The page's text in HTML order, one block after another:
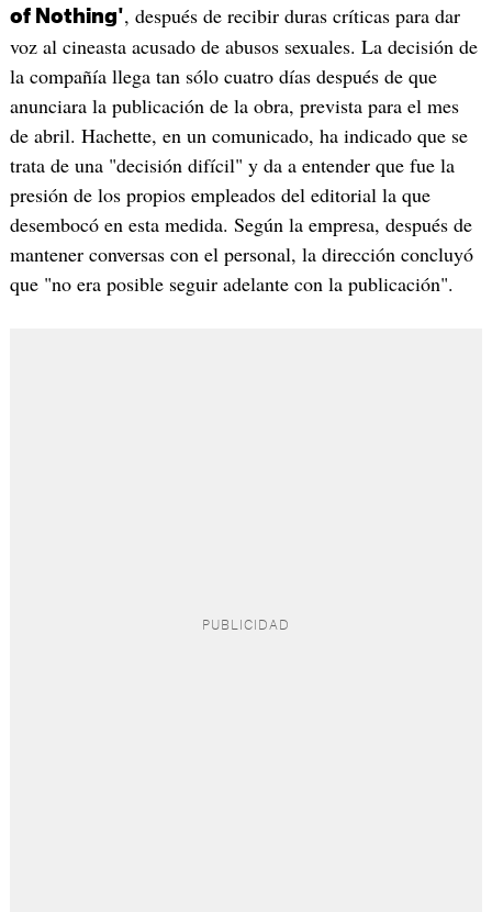
of Nothing', después de recibir duras críticas para dar
voz al cineasta acusado de abusos sexuales. La decisión de
la compañía llega tan sólo cuatro días después de que
anunciara la publicación de la obra, prevista para el mes
de abril. Hachette, en un comunicado, ha indicado que se
trata de una "decisión difícil" y da a entender que fue la
presión de los propios empleados del editorial la que
desembocó en esta medida. Según la empresa, después de
mantener conversas con el personal, la dirección concluyó
que "no era posible seguir adelante con la publicación".